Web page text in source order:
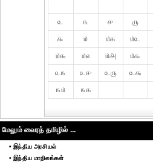
௨
௩ ௪ ௫
௯
௰ ௰௧ ௰௨
௰௬
௰௭ ௰௮ ௰௯
௨௩
௨௪ ௨௫ ௨௬
௩௰
௩௧
மேலும் வைரத் தமிழில் ...
• இந்திய அரசியல்
• இந்திய மாநிலங்கள்